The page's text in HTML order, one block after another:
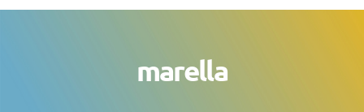
marella